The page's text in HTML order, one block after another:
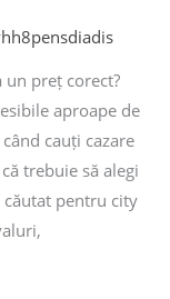
un preț corect?
aproape de
cauți cazare
trebuie să alegi
pentru city